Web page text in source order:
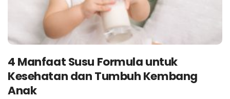
4 Manfaat Susu Formula untuk
Kesehatan dan Tumbuh Kembang
Anak